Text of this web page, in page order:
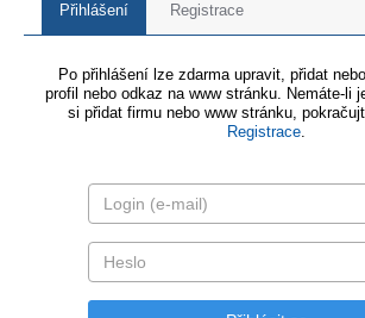
Přihlášení Registrace
Po přihlášení lze zdarma upravit, přidat
profil nebo odkaz na www stránku. Nemáte-li
si přidat firmu nebo www stránku,
Registrace.